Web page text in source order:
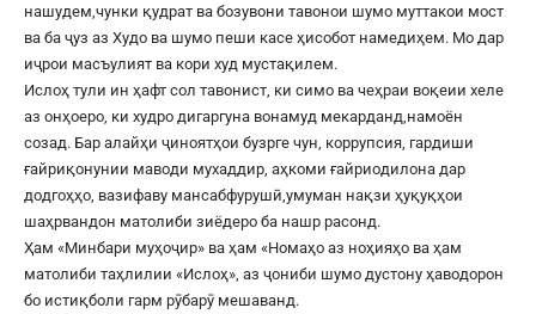
нашудем,чунки қудрат ва бозувони тавонои шумо муттакои мост
ва ба ҷуз аз Худо ва шумо пеши касе ҳисобот намедиҳем. Мо дар
иҷрои масъулият ва кори худ мустақилем.
Ислоҳ тули ин ҳафт сол тавонист, ки симо ва чеҳраи воқеии хеле
аз онҳоеро, ки худро дигаргуна вонамуд мекарданд,намоён
созад. Бар алайҳи ҷиноятҳои бузрге чун, коррупсия, гардиши
ғайриқонунии маводи мухаддир, аҳкоми ғайриодилона дар
додгоҳҳо, вазифаву мансабфурушӣ,умуман нақзи ҳуқуқҳои
шаҳрвандон матолиби зиёдеро ба нашр расонд.
Ҳам «Минбари муҳоҷир» ва ҳам «Номаҳо аз ноҳияҳо ва ҳам
матолиби таҳлилии «Ислоҳ», аз ҷониби шумо дустону ҳаводорон
бо истиқболи гарм рӯбарӯ мешаванд.